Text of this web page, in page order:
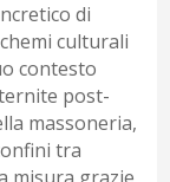
di
culturali
contesto
post-
massoneria,
tra